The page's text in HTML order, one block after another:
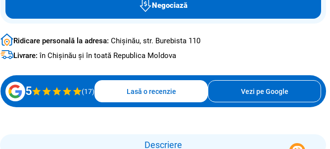
Negociază
Ridicare personală la adresa: Chișinău, str. Burebista 110
Livrare:în Chișinău și în toată Republica Moldova
5 (17) Lasă o recenzie Vezi pe Google
Descriere